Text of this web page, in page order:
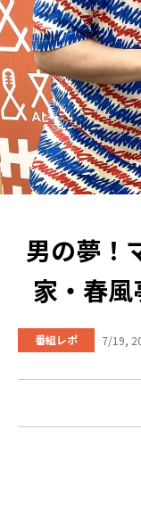
男の夢！
家・春
番組レポ 7/19,